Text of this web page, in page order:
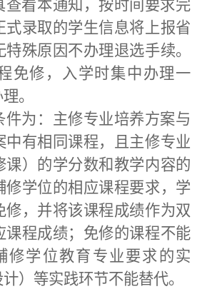
查看本通知，按时间要求完
式录取的学生信息将上报省
殊原因不办理退选手续。
免修，入学时集中办理一
。
件为：主修专业培养方案与
中有相同课程，且主修专业
课）的学分数和教学内容的
修学位的相应课程要求，学
修，并将该课程成绩作为双
课程成绩；免修的课程不能
修学位教育专业要求的实
）等实践环节不能替代。